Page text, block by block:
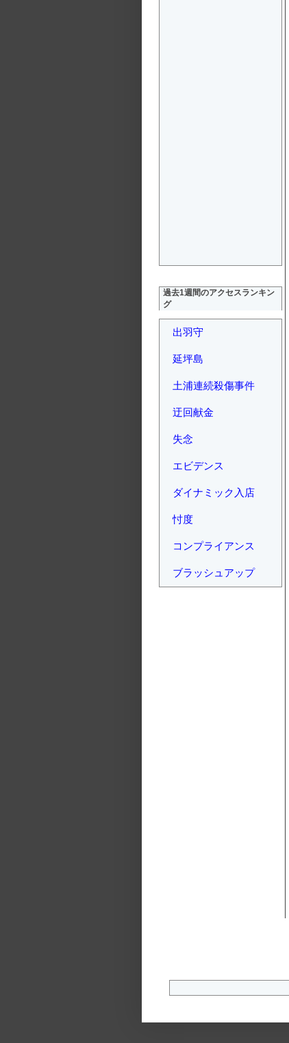
過去1週間のアクセスランキン
グ
出羽守
延坪島
土浦連続殺傷事件
迂回献金
失念
エビデンス
ダイナミック入店
忖度
コンプライアンス
ブラッシュアップ